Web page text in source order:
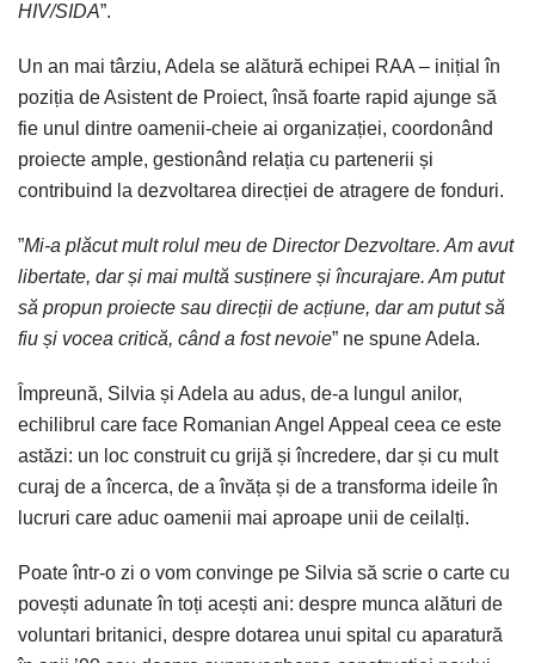
HIV/SIDA”.
Un an mai târziu, Adela se alătură echipei RAA – inițial în
poziția de Asistent de Proiect, însă foarte rapid ajunge să
fie unul dintre oamenii-cheie ai organizației, coordonând
proiecte ample, gestionând relația cu partenerii și
contribuind la dezvoltarea direcției de atragere de fonduri.
”Mi-a plăcut mult rolul meu de Director Dezvoltare. Am avut
libertate, dar și mai multă susținere și încurajare. Am putut
să propun proiecte sau direcții de acțiune, dar am putut să
fiu și vocea critică, când a fost nevoie” ne spune Adela.
Împreună, Silvia și Adela au adus, de-a lungul anilor,
echilibrul care face Romanian Angel Appeal ceea ce este
astăzi: un loc construit cu grijă și încredere, dar și cu mult
curaj de a încerca, de a învăța și de a transforma ideile în
lucruri care aduc oamenii mai aproape unii de ceilalți.
Poate într-o zi o vom convinge pe Silvia să scrie o carte cu
povești adunate în toți acești ani: despre munca alături de
voluntari britanici, despre dotarea unui spital cu aparatură